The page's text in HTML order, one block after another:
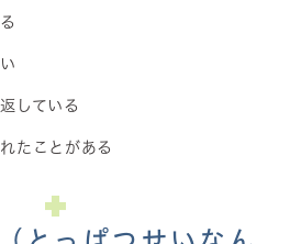
している
たことがある